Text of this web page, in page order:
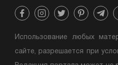
Использование любых
сайте, разрешается при